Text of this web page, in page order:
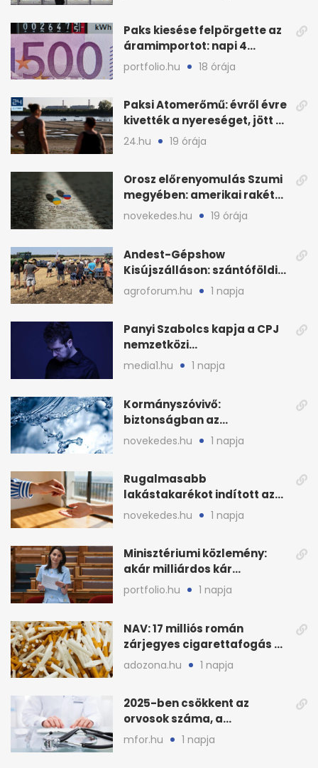
Paks kiesése felpörgette az
áramimportot: napi 4
milliárd forintos számla
portfolio.hu 18 órája
Paksi Atomerőmű: évről évre
kivették a nyereséget, jött a
baj
24.hu 19 órája
Orosz előrenyomulás Szumi
megyében: amerikai rakéták
is zsákmányként
novekedes.hu 19 órája
Andest-Gépshow
Kisújszálláson: szántóföldi
bemutató 2026. augusztus
12-én
agroforum.hu 1 napja
Panyi Szabolcs kapja a CPJ
nemzetközi
sajtószabadság-díját
media1.hu 1 napja
Kormányszóvivő:
biztonságban az
ivóvízkészlet, nincs
stratégiai vízhiány
novekedes.hu 1 napja
Rugalmasabb
lakástakarékot indított az
OTP: két köztes kilépéssel
novekedes.hu 1 napja
Minisztériumi közlemény:
akár milliárdos kár
fenyegette Budapest fáit
portfolio.hu 1 napja
NAV: 17 milliós román
zárjegyes cigarettafogás az
M1-esen
adozona.hu 1 napja
2025-ben csökkent az
orvosok száma, a
háziorvosokra még több
mfor.hu 1 napja